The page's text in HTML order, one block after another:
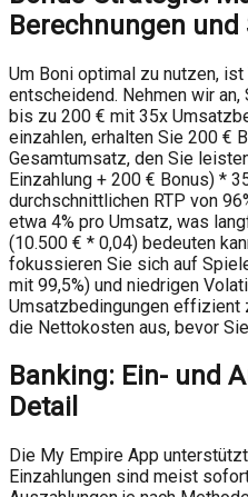
Berechnungen und
Um Boni optimal zu nutzen,
entscheidend. Nehmen wir
bis zu 200 € mit 35x
einzahlen, erhalten Sie 200 €
Gesamtumsatz, den Sie
Einzahlung + 200 € Bonus) *
durchschnittlichen RTP von
etwa 4% pro Umsatz, was
(10.500 € * 0,04) bedeuten
fokussieren Sie sich auf
mit 99,5%) und niedrigen
Umsatzbedingungen effizient
die Nettokosten aus, bevor
Banking: Ein- und
Detail
Die My Empire App
Einzahlungen sind meist